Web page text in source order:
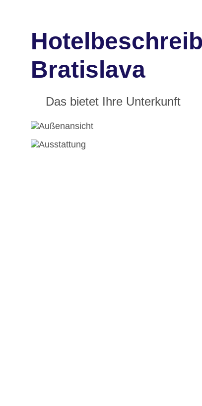
Bratislava
Das bietet Ihre Unterkunft